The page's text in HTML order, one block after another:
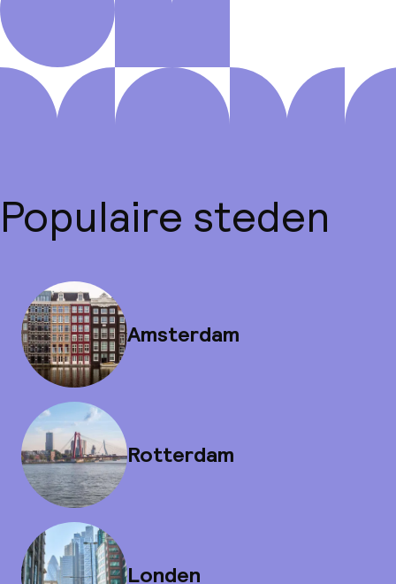
Populaire steden
Amsterdam
Rotterdam
Londen